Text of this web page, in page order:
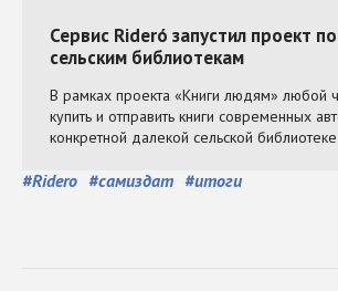
#Ridero #самиздат #итоги